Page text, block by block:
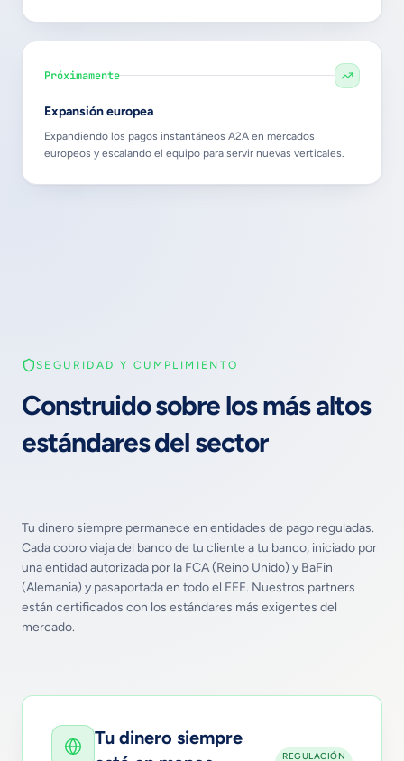
Próximamente
Expansión europea
Expandiendo los pagos instantáneos A2A en mercados
europeos y escalando el equipo para servir nuevas verticales.
SEGURIDAD Y CUMPLIMIENTO
Construido sobre los más altos
estándares del sector
Tu dinero siempre permanece en entidades de pago reguladas.
Cada cobro viaja del banco de tu cliente a tu banco, iniciado por
una entidad autorizada por la FCA (Reino Unido) y BaFin
(Alemania) y pasaportada en todo el EEE. Nuestros partners
están certificados con los estándares más exigentes del
mercado.
Tu dinero siempre
REGULACIÓN